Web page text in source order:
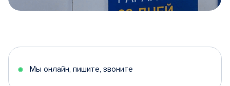
5
Мы онлайн, пишите, звоните